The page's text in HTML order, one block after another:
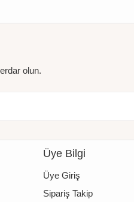
olun.
Üye Bilgi
Üye Giriş
Sipariş Takip